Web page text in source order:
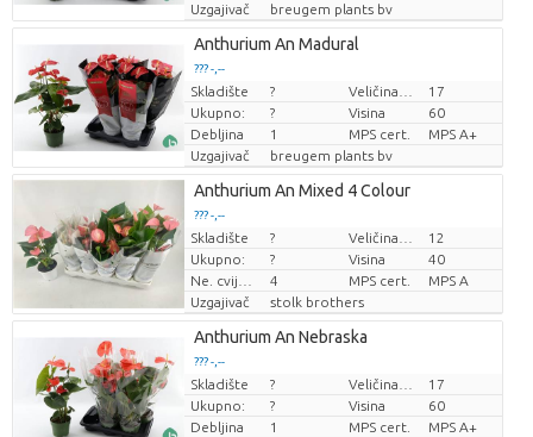
Uzgajivač
breugem plants bv
Anthurium An Madural
??? -,--
Cijena po komadu
Skladište ?
17
Ukupno:
? Visina
60
Debljina
1 MPS cert.
MPS A+
Uzgajivač
breugem plants bv
Anthurium An Mixed 4 Colour
??? -,--
Cijena po komadu
Skladište ?
12
Ukupno:
? Visina
40
4 MPS cert.
MPS A
Uzgajivač
stolk brothers
Anthurium An Nebraska
??? -,--
Cijena po komadu
Skladište ?
17
Ukupno:
? Visina
60
Debljina
1 MPS cert.
MPS A+